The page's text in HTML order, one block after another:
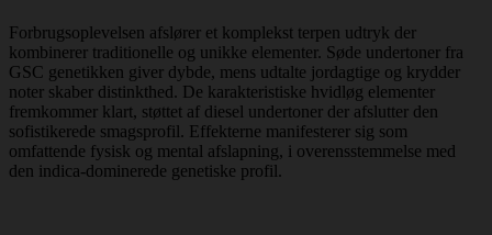
Forbrugsoplevelsen afslører et komplekst terpen udtryk der
kombinerer traditionelle og unikke elementer. Søde undertoner fra
GSC genetikken giver dybde, mens udtalte jordagtige og krydder
noter skaber distinkthed. De karakteristiske hvidløg elementer
fremkommer klart, støttet af diesel undertoner der afslutter den
sofistikerede smagsprofil. Effekterne manifesterer sig som
omfattende fysisk og mental afslapning, i overensstemmelse med
den indica-dominerede genetiske profil.